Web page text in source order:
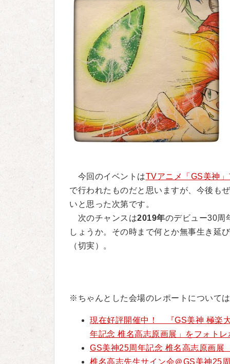
今回のイベントはTVアニメ「GS美神
で行われたものだと思いますが、今後も
いと思った次第です。
次のチャンスは2019年のデビュー30周
しょうか。その時まで何とか無事生き延
（切実）。
※ちゃんとした会場のレポートについて
現在好評開催中！ 『GS美神 極楽
年記念 椎名高志原画展」をフォトレ
GS美神25周年記念 椎名高志原画
椎名高志先生サイン会＠GS美神25